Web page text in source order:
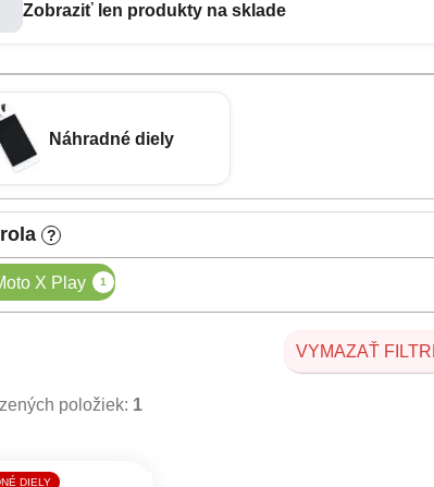
Zobraziť len produkty na sklade
Náhradné diely
?
X Play 1
VYMAZAŤ
položiek: 1
produktov
DIELY